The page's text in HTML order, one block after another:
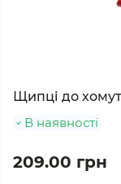
Щипці до
В наявності
209.00 грн